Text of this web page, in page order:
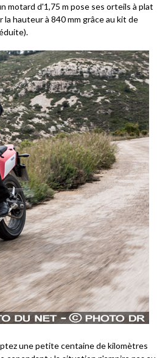
motard d'1,75 m pose ses orteils à plat
la hauteur à 840 mm grâce au kit de
une petite centaine de kilomètres